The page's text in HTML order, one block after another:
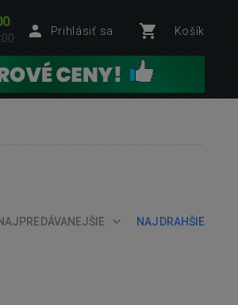
Prihlásiť sa Košík
NAJPREDÁVANEJŠIE NAJDRAHŠIE